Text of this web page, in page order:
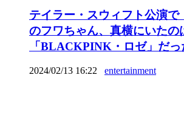
テイラー・スウィフト公演で
のフワちゃん、真横にいたの
「BLACKPINK・ロゼ」だっ
2024/02/13 16:22 entertainment